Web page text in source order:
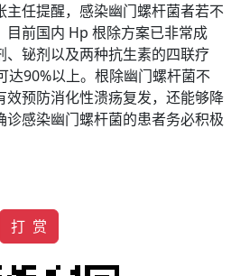
主任提醒，感染幽门螺杆菌者若不
目前国内 Hp 根除方案已非常成
铋剂以及两种抗生素的四联疗
达90%以上。根除幽门螺杆菌不
预防消化性溃疡复发，还能够降
感染幽门螺杆菌的患者务必积极
打 赏